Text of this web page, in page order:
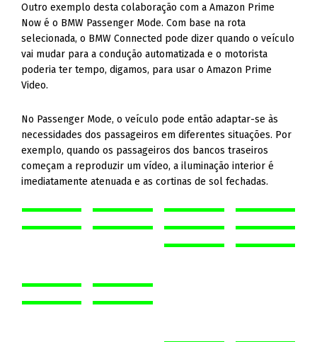
Outro exemplo desta colaboração com a Amazon Prime
Now é o BMW Passenger Mode. Com base na rota
selecionada, o BMW Connected pode dizer quando o veículo
vai mudar para a condução automatizada e o motorista
poderia ter tempo, digamos, para usar o Amazon Prime
Video.
No Passenger Mode, o veículo pode então adaptar-se às
necessidades dos passageiros em diferentes situações. Por
exemplo, quando os passageiros dos bancos traseiros
começam a reproduzir um vídeo, a iluminação interior é
imediatamente atenuada e as cortinas de sol fechadas.